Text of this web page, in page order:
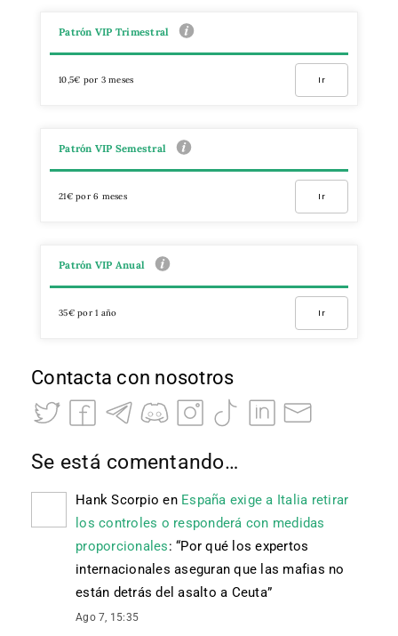
Patrón VIP Trimestral
10,5€ por 3 meses Ir
Patrón VIP Semestral
21€ por 6 meses Ir
Patrón VIP Anual
35€ por 1 año Ir
Contacta con nosotros
Se está comentando…
Hank Scorpio en España exige a Italia retirar
los controles o responderá con medidas
proporcionales: “Por qué los expertos
internacionales aseguran que las mafias no
están detrás del asalto a Ceuta”
Ago 7, 15:35